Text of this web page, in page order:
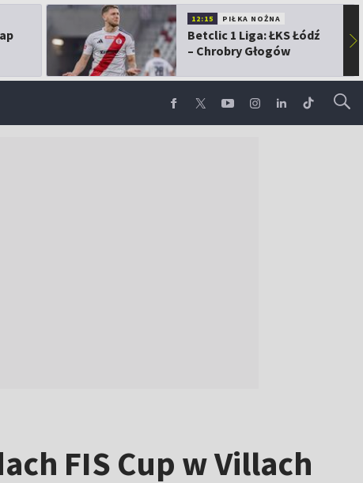
12:15 PIŁKA NOŻNA
Betclic 1 Liga: ŁKS Łódź
– Chrobry Głogów
▶
FIS Cup w Villach